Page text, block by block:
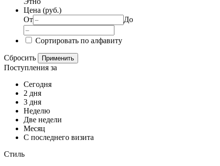
Цена (руб.)
От
До
Сортировать по алфавиту
Сбросить Применить
Поступления за
Сегодня
2 дня
3 дня
Неделю
Две недели
Месяц
С последнего визита
Стиль